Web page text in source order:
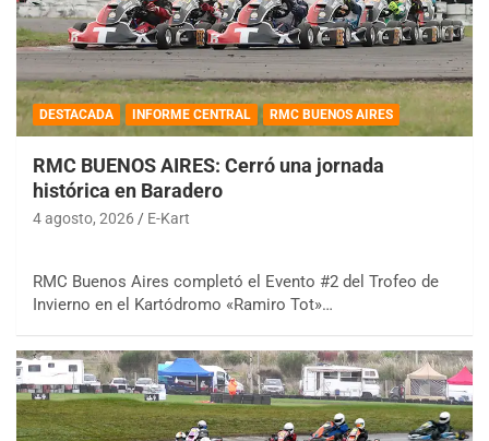
DESTACADA INFORME CENTRAL RMC BUENOS AIRES
RMC BUENOS AIRES: Cerró una jornada
histórica en Baradero
4 agosto, 2026 E-Kart
RMC Buenos Aires completó el Evento #2 del Trofeo de
Invierno en el Kartódromo «Ramiro Tot»…